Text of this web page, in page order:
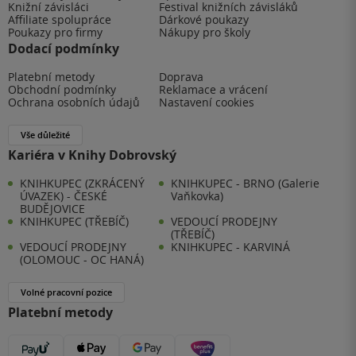
Knižní závisláci
Festival knižních závisláků
Affiliate spolupráce
Dárkové poukazy
Poukazy pro firmy
Nákupy pro školy
Dodací podmínky
Platební metody
Doprava
Obchodní podmínky
Reklamace a vrácení
Ochrana osobních údajů
Nastavení cookies
Vše důležité
Kariéra v Knihy Dobrovský
KNIHKUPEC (ZKRÁCENÝ
ÚVAZEK) - ČESKÉ
BUDĚJOVICE
KNIHKUPEC - BRNO (Galerie
Vaňkovka)
KNIHKUPEC (TŘEBÍČ)
VEDOUCÍ PRODEJNY
(TŘEBÍČ)
VEDOUCÍ PRODEJNY
(OLOMOUC - OC HANÁ)
KNIHKUPEC - KARVINÁ
Volné pracovní pozice
Platební metody